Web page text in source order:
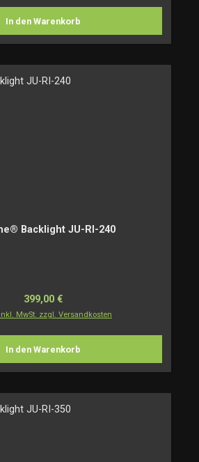
In den Warenkorb
Backlight JU-RI-240
Regulärer Preis:
399,00 €
MwSt. zzgl. Versandkosten
In den Warenkorb